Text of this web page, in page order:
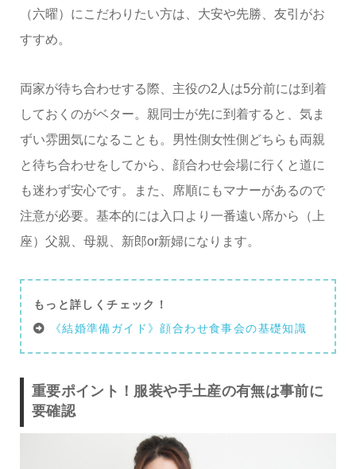
（六曜）にこだわりたい方は、大安や先勝、友引がお
すすめ。
両家が待ち合わせする際、主役の2人は5分前には到着
しておくのがベター。親同士が先に到着すると、気ま
ずい雰囲気になることも。男性側女性側どちらも両親
と待ち合わせをしてから、顔合わせ会場に行くと道に
も迷わず安心です。また、席順にもマナーがあるので
注意が必要。基本的には入口より一番遠い席から（上
座）父親、母親、新郎or新婦になります。
もっと詳しくチェック！
《結婚準備ガイド》顔合わせ食事会の基礎知識
重要ポイント！服装や手土産の有無は事前に
要確認